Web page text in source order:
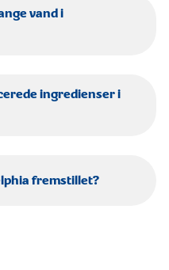
vand i
ingredienser i
fremstillet?